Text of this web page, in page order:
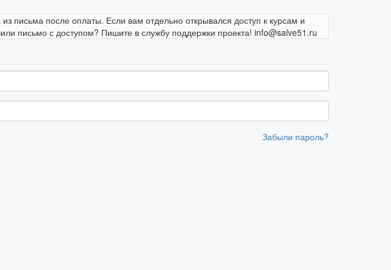
письма после оплаты. Если вам отдельно открывался доступ к курсам и
письмо с доступом? Пишите в службу поддержки проекта! info@salve51.ru
Забыли пароль?